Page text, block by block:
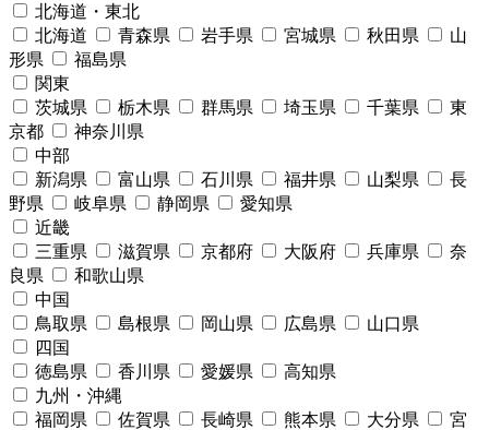
北海道・東北
北海道
青森県 岩手県 宮城県 秋田県
山
形県
福島県
関東
茨城県
栃木県 群馬県 埼玉県 千葉県
東
京都
神奈川県
中部
新潟県
富山県 石川県 福井県 山梨県
長
野県
岐阜県 静岡県
愛知県
近畿
三重県
滋賀県 京都府 大阪府 兵庫県
奈
良県
和歌山県
中国
鳥取県
島根県 岡山県 広島県
山口県
四国
徳島県
香川県 愛媛県
高知県
九州・沖縄
福岡県
佐賀県 長崎県 熊本県 大分県
宮